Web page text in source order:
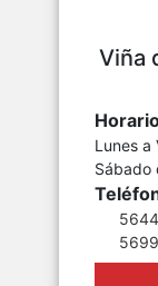
Viña
Lunes a
Sábado